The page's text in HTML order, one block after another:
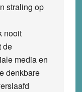
straling op
nooit
de
media en
denkbare